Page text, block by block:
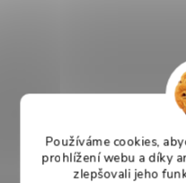
Používáme cookies,
prohlížení webu a díky
zlepšovali jeho